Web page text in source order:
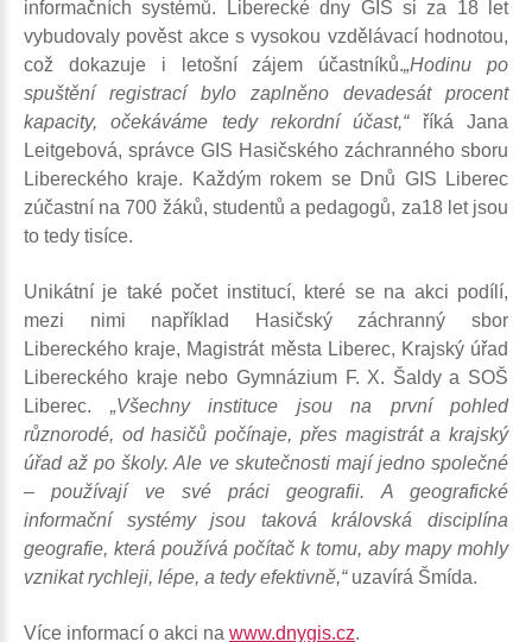
informačních systémů. Liberecké dny GIS si za 18 let
vybudovaly pověst akce s vysokou vzdělávací hodnotou,
což dokazuje i letošní zájem účastníků.„Hodinu po
spuštění registrací bylo zaplněno devadesát procent
kapacity, očekáváme tedy rekordní účast,“říká Jana
Leitgebová, správce GIS Hasičského záchranného sboru
Libereckého kraje. Každým rokem se Dnů GIS Liberec
zúčastní na 700 žáků, studentů a pedagogů, za18 let jsou
to tedy tisíce.
Unikátní je také počet institucí, které se na akci podílí,
mezi nimi například Hasičský záchranný sbor
Libereckého kraje, Magistrát města Liberec, Krajský úřad
Libereckého kraje nebo Gymnázium F. X. Šaldy a SOŠ
Liberec. „Všechny instituce jsou na první pohled
různorodé, od hasičů počínaje, přes magistrát a krajský
úřad až po školy. Ale ve skutečnosti mají jedno společné
– používají ve své práci geografii. A geografické
informační systémy jsou taková královská disciplína
geografie, která používá počítač k tomu, aby mapy mohly
vznikat rychleji, lépe, a tedy efektivně,“uzavírá Šmída.
Více informací o akci na www.dnygis.cz.